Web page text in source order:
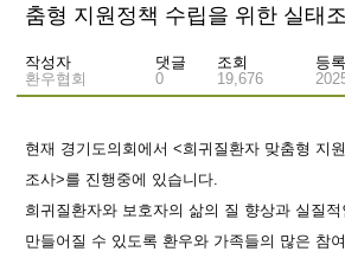
춤형 지원정책 수립을 위한 실태
작성자
환우협회
댓글
0
조회
19,676
등
현재 경기도의회에서 <희귀질환자 맞춤형 지
조사>를 진행중에 있습니다.
희귀질환자와 보호자의 삶의 질 향상과 실질적
만들어질 수 있도록 환우와 가족들의 많은 참